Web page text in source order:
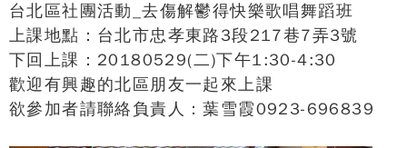
台北區社團活動_去傷解鬱得快樂歌唱舞蹈班
上課地點：台北市忠孝東路3段217巷7弄3號
下回上課：20180529(二)下午1:30-4:30
歡迎有興趣的北區朋友一起來上課
欲參加者請聯絡負責人：葉雪霞0923-696839